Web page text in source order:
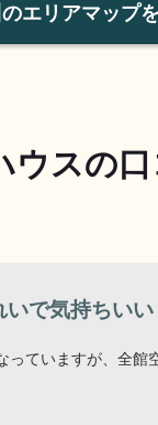
エリアマップ
ウスの口
いで気持ちいい
っていますが、全館